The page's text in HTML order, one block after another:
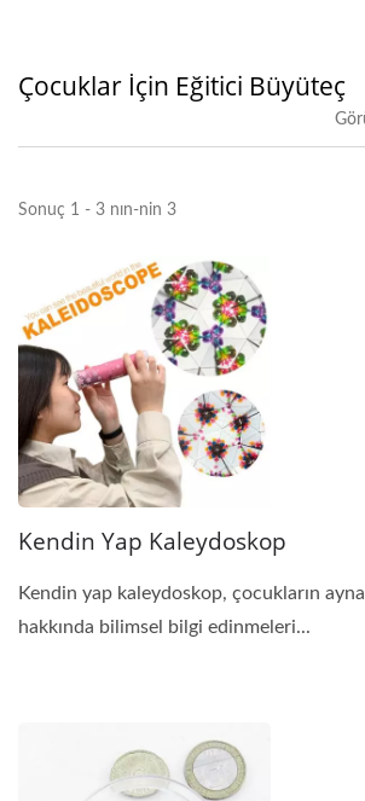
Çocuklar İçin Eğitici Büyüteç
Sonuç 1 - 3 nın-nin 3
Kendin Yap Kaleydoskop
Kendin yap kaleydoskop, çocukların
hakkında bilimsel bilgi edinmeleri...